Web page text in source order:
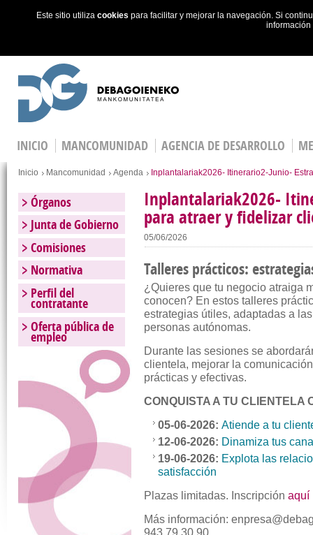
Este sitio utiliza cookies para facilitar y mejorar la navegación. Si
INICIO MANCOMUNIDAD AGENCIA DE DESARROLLO
Estás en
Inicio Mancomunidad Agenda Inplantalariak2026- Itinerario2-Junio-
Inplantalariak2026-
para atraer y fidelizar
05/06/2026
Talleres prácticos:
¿Quieres que tu negocio atraiga
conocen? En estos talleres
estrategias útiles, adaptadas a
personas autónomas.
Durante las sesiones se
clientela, mejorar la
prácticas y efectivas.
CONQUISTA A TU CLIENTELA
05-06-2026:Atiende a tu
12-06-2026: Dinamiza tus
19-06-2026: Explota las
satisfacción
Plazas limitadas. Inscripciónaquí
Más información:
943.79.30.90
Órganos
Junta de Gobierno
Comisiones
Normativa
Perfil del
contratante
Oferta pública de
empleo